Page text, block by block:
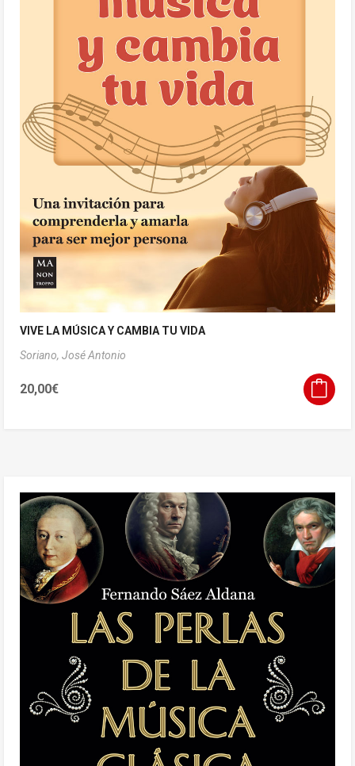
VIVE LA MÚSICA Y CAMBIA TU VIDA
Soriano, José Antonio
20,00€